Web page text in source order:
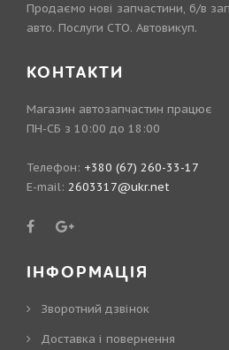
Продаємо нові запчастини, б/в
авто. Послуги СТО. Автовикуп.
КОНТАКТИ
Магазин автозапчастин працює
ПН-СБ з 10:00 до 18:00
Телефон: +380 (67) 260-33-17
E-mail: 2603317@ukr.net
ІНФОРМАЦІЯ
Зворотний дзвінок
Доставка і повернення